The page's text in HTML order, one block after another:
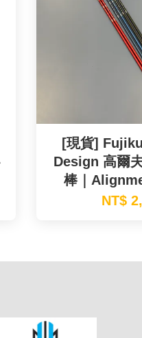
[現貨]
Design 高爾
棒｜
NT$